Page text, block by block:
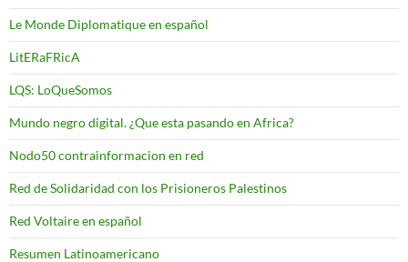
Le Monde Diplomatique en español
LitERaFRicA
LQS: LoQueSomos
Mundo negro digital. ¿Que esta pasando en Africa?
Nodo50 contrainformacion en red
Red de Solidaridad con los Prisioneros Palestinos
Red Voltaire en español
Resumen Latinoamericano